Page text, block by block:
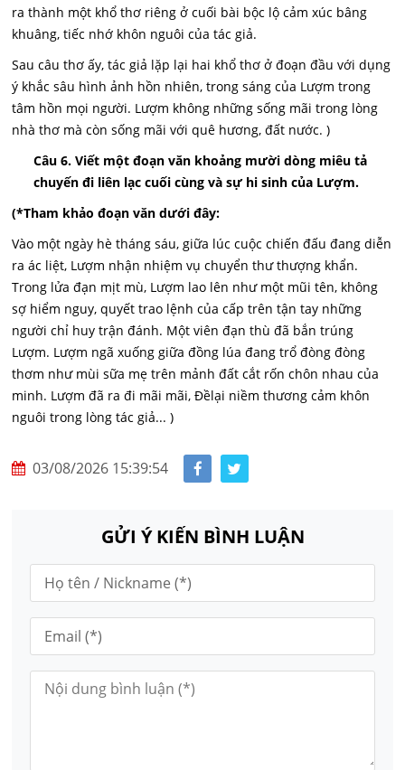
ra thành một khổ thơ riêng ở cuối bài bộc lộ cảm xúc bâng
khuâng, tiếc nhớ khôn nguôi của tác giả.
Sau câu thơ ấy, tác giả lặp lại hai khổ thơ ở đoạn đầu với dụng
ý khắc sâu hình ảnh hồn nhiên, trong sáng của Lượm trong
tâm hồn mọi người. Lượm không những sống mãi trong lòng
nhà thơ mà còn sống mãi với quê hương, đất nước. )
Câu 6. Viết một đoạn văn khoảng mười dòng miêu tả
chuyến đi liên lạc cuối cùng và sự hi sinh của Lượm.
(*Tham khảo đoạn văn dưới đây:
Vào một ngày hè tháng sáu, giữa lúc cuộc chiến đấu đang diễn
ra ác liệt, Lượm nhận nhiệm vụ chuyển thư thượng khẩn.
Trong lửa đạn mịt mù, Lượm lao lên như một mũi tên, không
sợ hiểm nguy, quyết trao lệnh của cấp trên tận tay những
người chỉ huy trận đánh. Một viên đạn thù đã bắn trúng
Lượm. Lượm ngã xuống giữa đồng lúa đang trổ đòng đòng
thơm như mùi sữa mẹ trên mảnh đất cắt rốn chôn nhau của
minh. Lượm đã ra đi mãi mãi, Đềlại niềm thương cảm khôn
nguôi trong lòng tác giả... )
03/08/2026 15:39:54
GỬI Ý KIẾN BÌNH LUẬN